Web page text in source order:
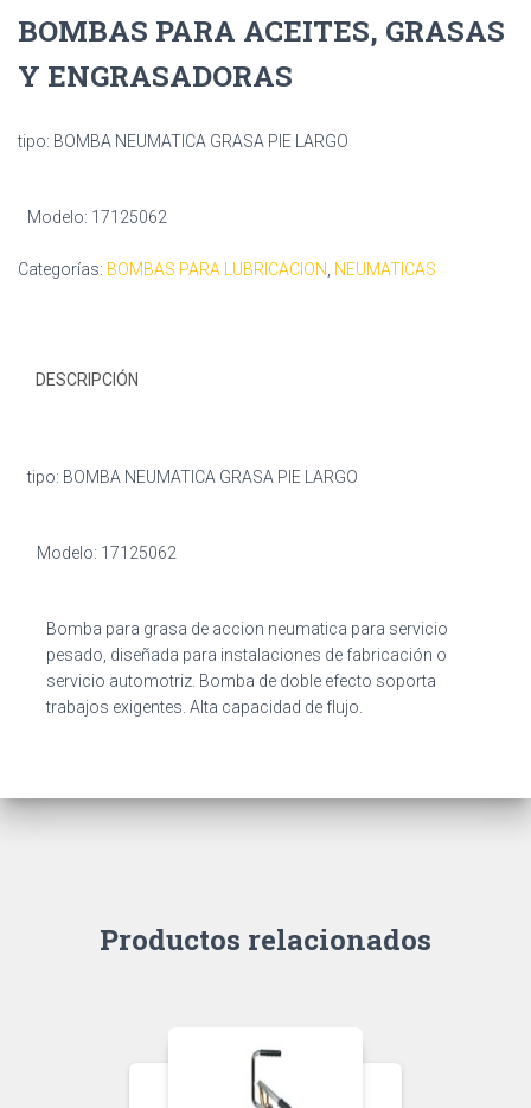
BOMBAS PARA ACEITES, GRASAS
Y ENGRASADORAS
tipo: BOMBA NEUMATICA GRASA PIE LARGO
Modelo: 17125062
Categorías: BOMBAS PARA LUBRICACION NEUMATICAS
DESCRIPCIÓN
tipo: BOMBA NEUMATICA GRASA PIE LARGO
Modelo: 17125062
Bomba para grasa de accion neumatica para servicio
pesado, diseñada para instalaciones de fabricación o
servicio automotriz. Bomba de doble efecto soporta
trabajos exigentes. Alta capacidad de flujo.
Productos relacionados